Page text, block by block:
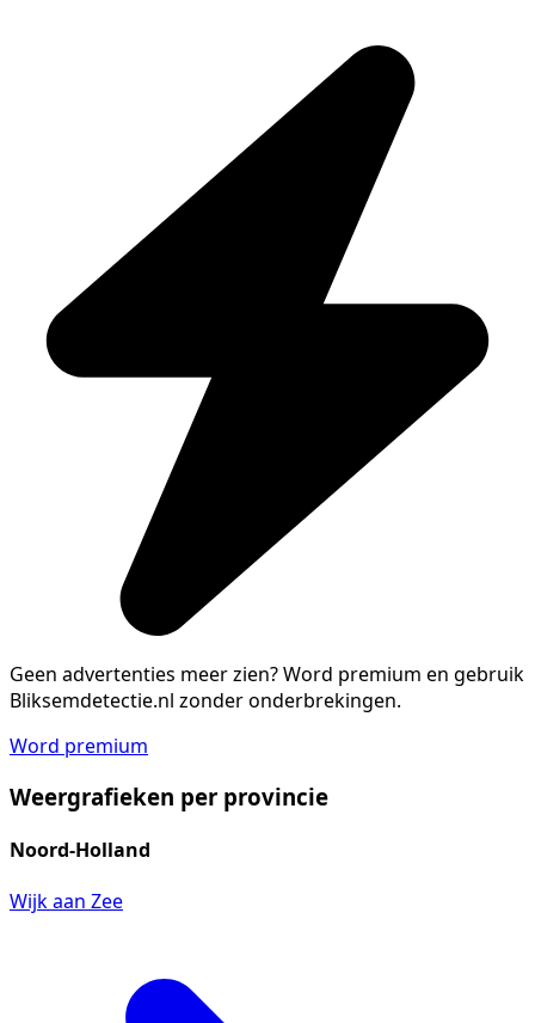
Geen advertenties meer zien?Word premium en gebruik
Bliksemdetectie.nl zonder onderbrekingen.
Word premium
Weergrafieken per provincie
Noord-Holland
Wijk aan Zee